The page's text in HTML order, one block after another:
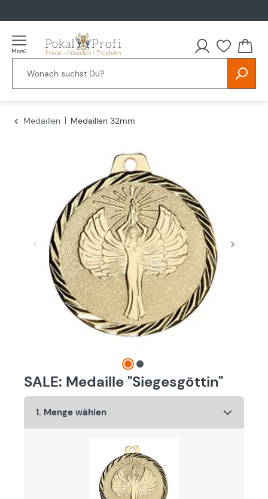
Du
Medaillen Medaillen 32mm
SALE: Medaille "Siegesgöttin"
1. Menge wählen